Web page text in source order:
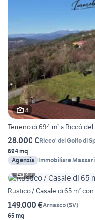
8
Terreno di 694 m² a Riccò
28.000 €Ricco' del Golfo di
694 mq
Agenzia
Immobiliare
30
Rustico / Casale di 65 m²
149.000 €Arnasco(SV)
65 mq